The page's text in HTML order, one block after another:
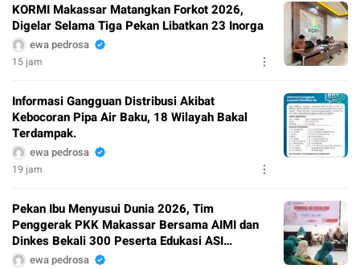
KORMI Makassar Matangkan Forkot 2026,
Digelar Selama Tiga Pekan Libatkan 23 Inorga
ewa pedrosa
15 jam
Informasi Gangguan Distribusi Akibat
Kebocoran Pipa Air Baku, 18 Wilayah Bakal
Terdampak.
ewa pedrosa
19 jam
Pekan Ibu Menyusui Dunia 2026, Tim
Penggerak PKK Makassar Bersama AIMI dan
Dinkes Bekali 300 Peserta Edukasi ASI
Eksklusif
ewa pedrosa